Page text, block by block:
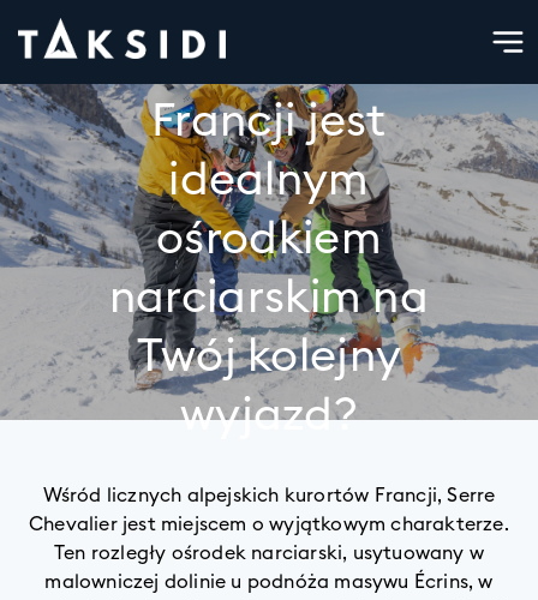
Chevalier we
Francji jest
idealnym
ośrodkiem
narciarskim na
Twój kolejny
wyjazd?
Wśród licznych alpejskich kurortów Francji, Serre
Chevalier jest miejscem o wyjątkowym charakterze.
Ten rozległy ośrodek narciarski, usytuowany w
malowniczej dolinie u podnóża masywu Écrins, w